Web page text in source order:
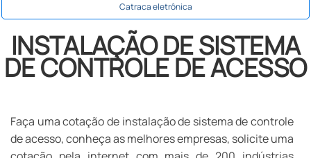
Catraca eletrônica
INSTALAÇÃO DE SISTEMA
DE CONTROLE DE ACESSO
Faça uma cotação de instalação de sistema de controle
de acesso, conheça as melhores empresas, solicite uma